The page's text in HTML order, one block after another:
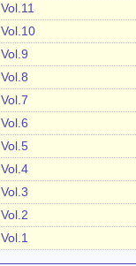
Vol.11
Vol.10
Vol.9
Vol.8
Vol.7
Vol.6
Vol.5
Vol.4
Vol.3
Vol.2
Vol.1